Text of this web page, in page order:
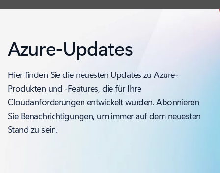
Azure-Updates
Hier finden Sie die neuesten Updates zu Azure-
Produkten und -Features, die für Ihre
Cloudanforderungen entwickelt wurden. Abonnieren
Sie Benachrichtigungen, um immer auf dem neuesten
Stand zu sein.